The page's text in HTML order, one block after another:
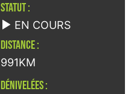
STATUT :
EN COURS
DISTANCE :
991KM
DÉNIVELÉES :